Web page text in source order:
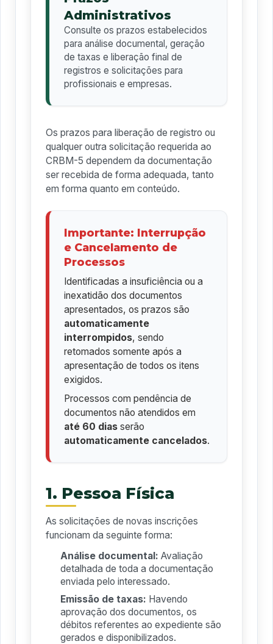
Administrativos
Consulte os prazos estabelecidos
para análise documental, geração
de taxas e liberação final de
registros e solicitações para
profissionais e empresas.
Os prazos para liberação de registro ou
qualquer outra solicitação requerida ao
CRBM-5 dependem da documentação
ser recebida de forma adequada, tanto
em forma quanto em conteúdo.
Importante: Interrupção
e Cancelamento de
Processos
Identificadas a insuficiência ou a
inexatidão dos documentos
apresentados, os prazos são
automaticamente
interrompidos, sendo
retomados somente após a
apresentação de todos os itens
exigidos.
Processos com pendência de
documentos não atendidos em
até 60 dias serão
automaticamente cancelados.
1. Pessoa Física
As solicitações de novas inscrições
funcionam da seguinte forma:
Análise documental: Avaliação
detalhada de toda a documentação
enviada pelo interessado.
Emissão de taxas: Havendo
aprovação dos documentos, os
débitos referentes ao expediente são
gerados e disponibilizados.